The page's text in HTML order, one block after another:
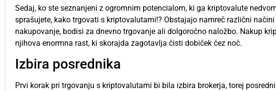
Sedaj, ko ste seznanjeni z ogromnim potencialom, ki ga kriptovalute
sprašujete, kako trgovati s kriptovalutami!? Obstajajo namreč različni
nakupovanje, bodisi za dnevno trgovanje ali dolgoročno naložbo. Nakup
njihova enormna rast, ki skorajda zagotavlja čisti dobiček čez noč.
Izbira posrednika
Prvi korak pri trgovanju s kriptovalutami bi bila izbira brokerja, torej